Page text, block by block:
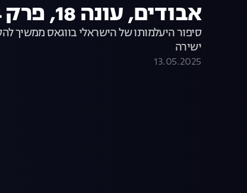
אבודים, עונה 18, פרק 4: פשע אמיתי לאס וגאס – חלק ב'
סיפור היעלמותו של הישראלי בווגאס ממשיך
ישירה
13.05.2025